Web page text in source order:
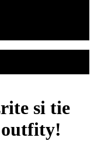
si tie
outfity!